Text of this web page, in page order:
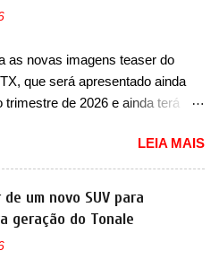
conversor CC-CC, OBC,
gateway de domínio de energia.
recursos de software como
o Porsche 911 Dakar e o...
parte no desenvolvimento
no Huracán, o Dune nasce
similar ao que a marca
da Rezvani. Junto com as
já confirmou que o Dune será
exclusivo. Ao todo, serão
produzidas... para todo
as novas imagens teaser do
que será apresentado ainda
trimestre de 2026 e ainda terá
Automotive (abreviação de JIA)
nova imagem teaser que
será o Interceptor GTX, o
a marca no mercado.
(GT) apareceu em uma nova
onde ele aparece o para-
LEIA MAIS
um novo SUV para
geração do Tonale